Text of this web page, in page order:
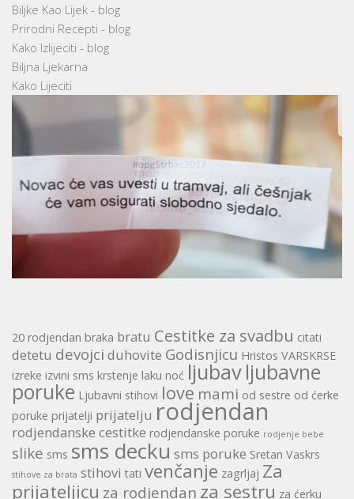
Biljke Kao Lijek - blog
Prirodni Recepti - blog
Kako Izlijeciti - blog
Biljna Ljekarna
Kako Lijeciti
20 rodjendan braka bratu Cestitke za svadbu citati
detetu devojci duhovite Godisnjicu Hristos VARSKRSE
izreke izvini sms krstenje laku noć ljubavljubavne
poruke Ljubavni stihovi love mami od sestre od ćerke
poruke prijatelji prijatelju rodjendan
rodjendanske cestitke rodjendanske poruke rodjenje bebe
slike sms sms decku sms poruke Sretan Vaskrs
stihove za brata stihovi tati venčanje zagrljaj Za
prijateljicu za rodjendan za sestru za ćerku